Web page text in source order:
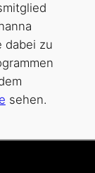
dabei zu
sehen.